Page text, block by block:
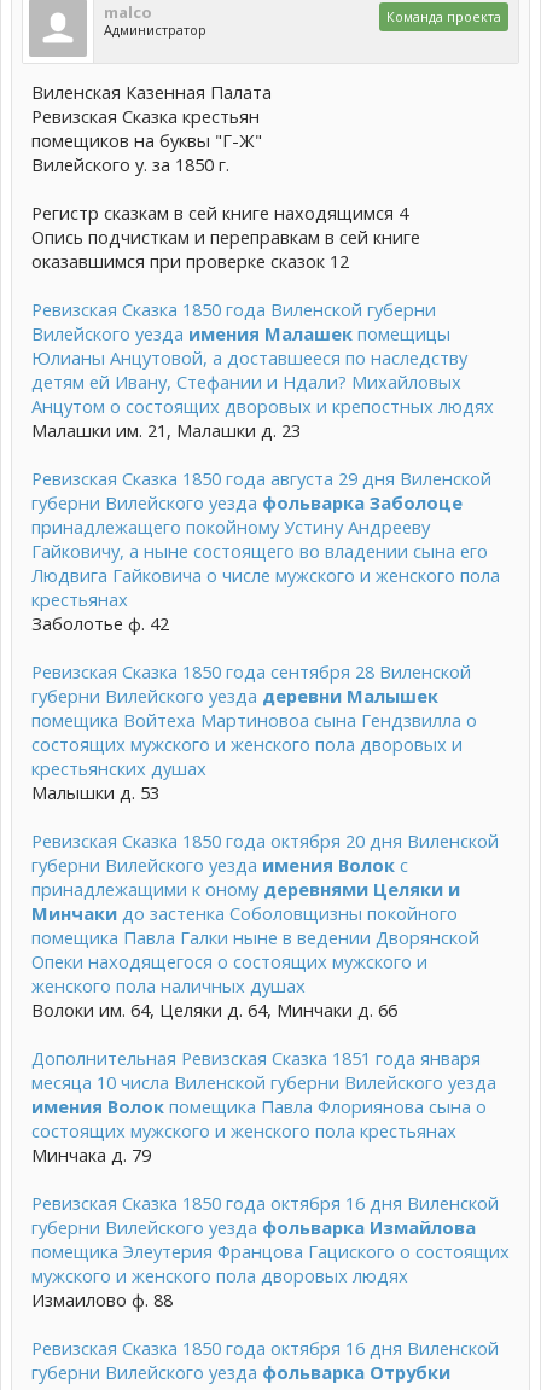
malco
Администратор
Команда проекта
Виленская Казенная Палата
Ревизская Сказка крестьян
помещиков на буквы "Г-Ж"
Вилейского у. за 1850 г.
Регистр сказкам в сей книге находящимся 4
Опись подчисткам и переправкам в сей книге
оказавшимся при проверке сказок 12
Ревизская Сказка 1850 года Виленской губерни
Вилейского уезда имения Малашек помещицы
Юлианы Анцутовой, а доставшееся по наследству
детям ей Ивану, Стефании и Ндали? Михайловых
Анцутом о состоящих дворовых и крепостных людях
Малашки им. 21, Малашки д. 23
Ревизская Сказка 1850 года августа 29 дня Виленской
губерни Вилейского уезда фольварка Заболоце
принадлежащего покойному Устину Андрееву
Гайковичу, а ныне состоящего во владении сына его
Людвига Гайковича о числе мужского и женского пола
крестьянах
Заболотье ф. 42
Ревизская Сказка 1850 года сентября 28 Виленской
губерни Вилейского уезда деревни Малышек
помещика Войтеха Мартиновоа сына Гендзвилла о
состоящих мужского и женского пола дворовых и
крестьянских душах
Малышки д. 53
Ревизская Сказка 1850 года октября 20 дня Виленской
губерни Вилейского уезда имения Волок с
принадлежащими к оному деревнями Целяки и
Минчаки до застенка Соболовщизны покойного
помещика Павла Галки ныне в ведении Дворянской
Опеки находящегося о состоящих мужского и
женского пола наличных душах
Волоки им. 64, Целяки д. 64, Минчаки д. 66
Дополнительная Ревизская Сказка 1851 года января
месяца 10 числа Виленской губерни Вилейского уезда
имения Волок помещика Павла Флориянова сына о
состоящих мужского и женского пола крестьянах
Минчака д. 79
Ревизская Сказка 1850 года октября 16 дня Виленской
губерни Вилейского уезда фольварка Измайлова
помещика Элеутерия Францова Гациского о состоящих
мужского и женского пола дворовых людях
Измаилово ф. 88
Ревизская Сказка 1850 года октября 16 дня Виленской
губерни Вилейского уезда фольварка Отрубки